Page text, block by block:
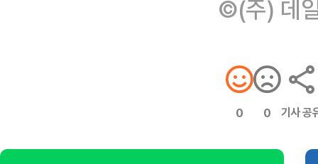
©(주) 데
0 0 기사 공